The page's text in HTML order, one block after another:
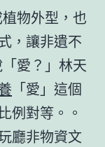
物外型，也
，讓非遺不
愛？」林天
「愛」這個
例對等。。
廳非物資文